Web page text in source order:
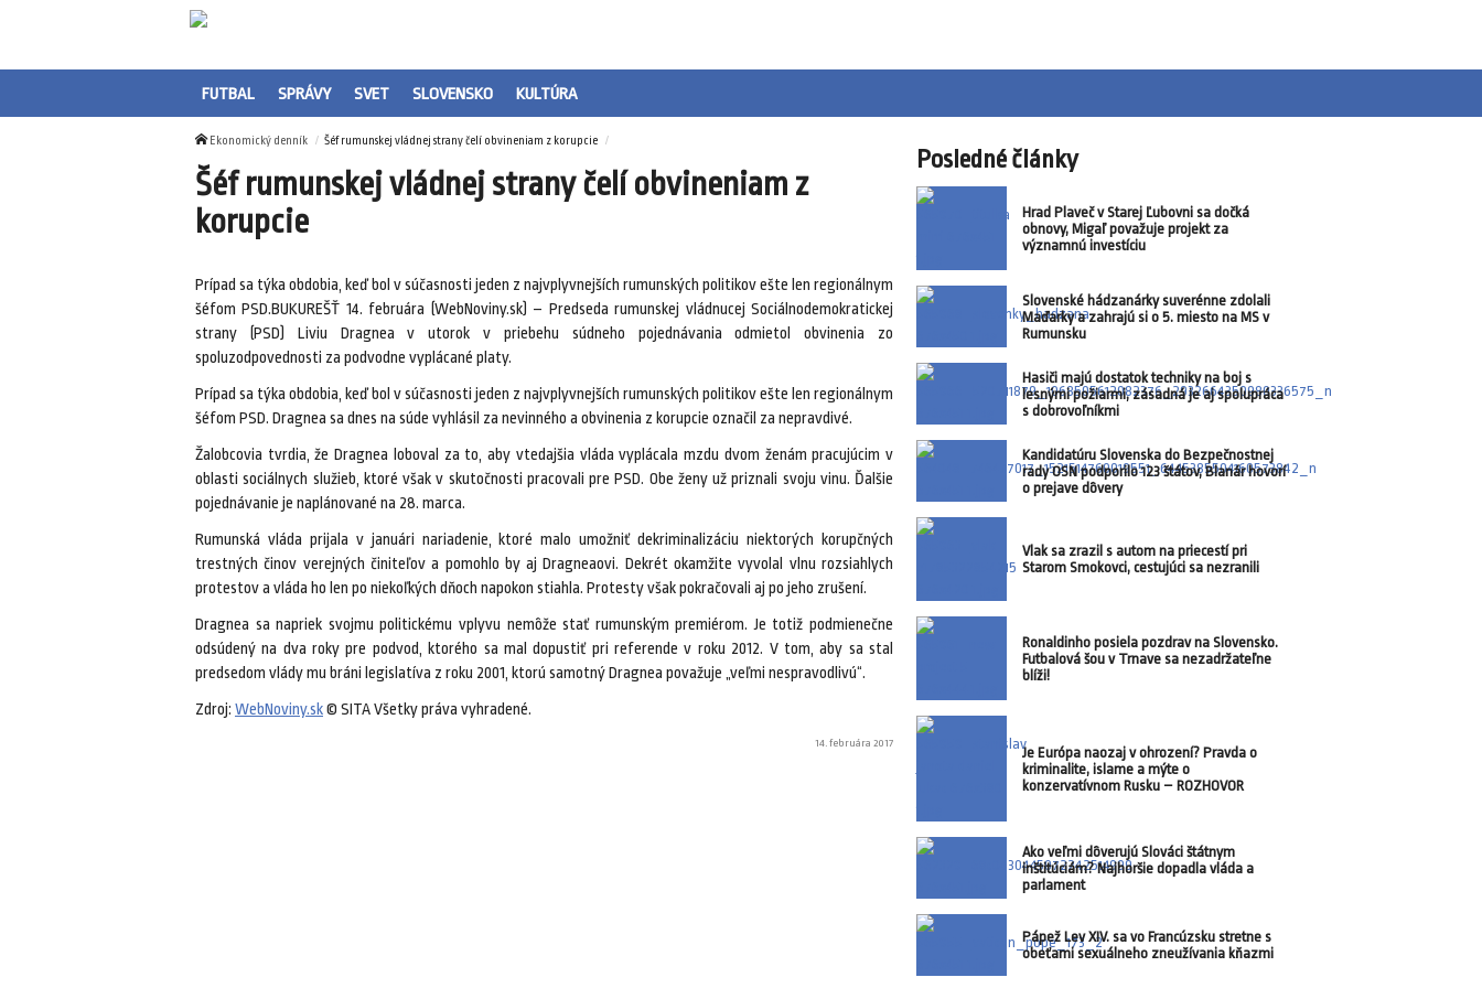
FUTBAL SPRÁVY SVET SLOVENSKO KULTÚRA
Ekonomický denník Šéf rumunskej vládnej strany čelí obvineniam z korupcie
Šéf rumunskej vládnej strany čelí obvineniam z
korupcie
Prípad sa týka obdobia, keď bol v súčasnosti jeden z najvplyvnejších rumunských politikov ešte len regionálnym
šéfom PSD.BUKUREŠŤ 14. februára (WebNoviny.sk) – Predseda rumunskej vládnucej Sociálnodemokratickej
strany (PSD) Liviu Dragnea v utorok v priebehu súdneho pojednávania odmietol obvinenia zo
spoluzodpovednosti za podvodne vyplácané platy.
Prípad sa týka obdobia, keď bol v súčasnosti jeden z najvplyvnejších rumunských politikov ešte len regionálnym
šéfom PSD. Dragnea sa dnes na súde vyhlásil za nevinného a obvinenia z korupcie označil za nepravdivé.
Žalobcovia tvrdia, že Dragnea loboval za to, aby vtedajšia vláda vyplácala mzdu dvom ženám pracujúcim v
oblasti sociálnych služieb, ktoré však v skutočnosti pracovali pre PSD. Obe ženy už priznali svoju vinu. Ďalšie
pojednávanie je naplánované na 28. marca.
Rumunská vláda prijala v januári nariadenie, ktoré malo umožniť dekriminalizáciu niektorých korupčných
trestných činov verejných činiteľov a pomohlo by aj Dragneaovi. Dekrét okamžite vyvolal vlnu rozsiahlych
protestov a vláda ho len po niekoľkých dňoch napokon stiahla. Protesty však pokračovali aj po jeho zrušení.
Dragnea sa napriek svojmu politickému vplyvu nemôže stať rumunským premiérom. Je totiž podmienečne
odsúdený na dva roky pre podvod, ktorého sa mal dopustiť pri referende v roku 2012. V tom, aby sa stal
predsedom vlády mu bráni legislatíva z roku 2001, ktorú samotný Dragnea považuje „veľmi nespravodlivú“.
Zdroj: WebNoviny.sk© SITA Všetky práva vyhradené.
14. februára 2017
Posledné články
Hrad Plaveč v Starej Ľubovni sa dočká
obnovy, Migaľ považuje projekt za
významnú investíciu
Slovenské hádzanárky suverénne zdolali
Maďarky a zahrajú si o 5. miesto na MS v
Rumunsku
Hasiči majú dostatok techniky na boj s
lesnými požiarmi, zásadná je aj spolupráca
s dobrovoľníkmi
Kandidatúru Slovenska do Bezpečnostnej
rady OSN podporilo 123 štátov, Blanár hovorí
o prejave dôvery
Vlak sa zrazil s autom na priecestí pri
Starom Smokovci, cestujúci sa nezranili
Ronaldinho posiela pozdrav na Slovensko.
Futbalová šou v Trnave sa nezadržateľne
blíži!
Je Európa naozaj v ohrození? Pravda o
kriminalite, islame a mýte o
konzervatívnom Rusku – ROZHOVOR
Ako veľmi dôverujú Slováci štátnym
inštitúciám? Najhoršie dopadla vláda a
parlament
Pápež Lev XIV. sa vo Francúzsku stretne s
obeťami sexuálneho zneužívania kňazmi